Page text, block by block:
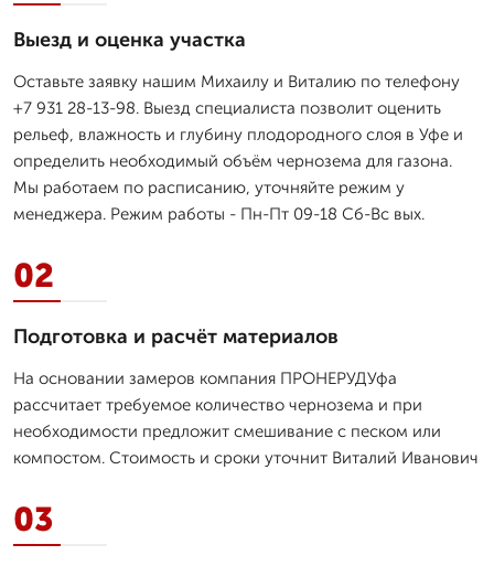
Выезд и оценка участка
Оставьте заявку нашим Михаилу и Виталию по телефону
+7 931 28-13-98. Выезд специалиста позволит оценить
рельеф, влажность и глубину плодородного слоя в Уфе и
определить необходимый объём чернозема для газона.
Мы работаем по расписанию, уточняйте режим у
менеджера. Режим работы - Пн-Пт 09-18 Сб-Вс вых.
02
Подготовка и расчёт материалов
На основании замеров компания ПРОНЕРУДУфа
рассчитает требуемое количество чернозема и при
необходимости предложит смешивание с песком или
компостом. Стоимость и сроки уточнит Виталий Иванович
03